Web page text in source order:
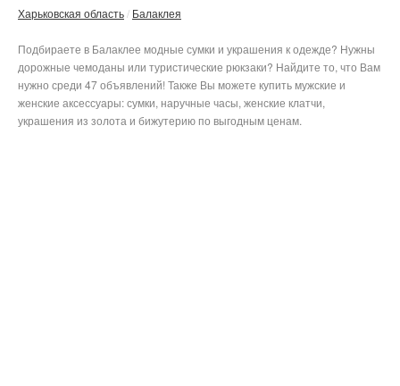
Харьковская область Балаклея
Подбираете в Балаклее модные сумки и украшения к одежде? Нужны
дорожные чемоданы или туристические рюкзаки? Найдите то, что Вам
нужно среди 47 объявлений! Также Вы можете купить мужские и
женские аксессуары: сумки, наручные часы, женские клатчи,
украшения из золота и бижутерию по выгодным ценам.